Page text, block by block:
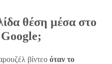
θέση μέσα στο
Google;
βίντεο όταν το